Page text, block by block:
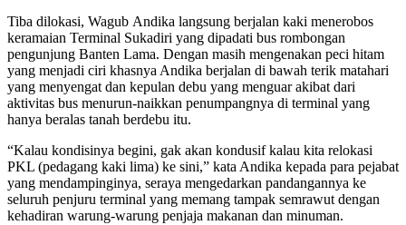
Tiba dilokasi, Wagub Andika langsung berjalan kaki menerobos
keramaian Terminal Sukadiri yang dipadati bus rombongan
pengunjung Banten Lama. Dengan masih mengenakan peci hitam
yang menjadi ciri khasnya Andika berjalan di bawah terik matahari
yang menyengat dan kepulan debu yang menguar akibat dari
aktivitas bus menurun-naikkan penumpangnya di terminal yang
hanya beralas tanah berdebu itu.
“Kalau kondisinya begini, gak akan kondusif kalau kita relokasi
PKL (pedagang kaki lima) ke sini,” kata Andika kepada para pejabat
yang mendampinginya, seraya mengedarkan pandangannya ke
seluruh penjuru terminal yang memang tampak semrawut dengan
kehadiran warung-warung penjaja makanan dan minuman.